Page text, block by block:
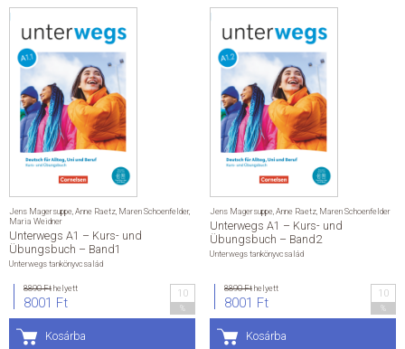
Jens Magersuppe Anne Raetz Maren Schoenfelder,
Maria Weidner
Unterwegs A1 – Kurs- und
Übungsbuch – Band1
Unterwegs tankönyvcsalád
8890 Fthelyett
8001 Ft
10
Kosárba
Jens Magersuppe Anne Raetz Maren Schoenfelder
Unterwegs A1 – Kurs- und
Übungsbuch – Band2
Unterwegs tankönyvcsalád
8890 Fthelyett
8001 Ft
10
Kosárba
SEGÍTHETEK?
HÍREK
ÁLTALÁNOS SZERZŐDÉSI FELTÉTELEK
ADATKEZELÉSI ÉS ADATVÉDELMI SZABÁLYZAT
KAPCSOLAT